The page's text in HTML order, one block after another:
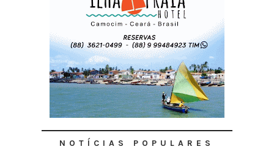
NOTÍCIAS POPULARES